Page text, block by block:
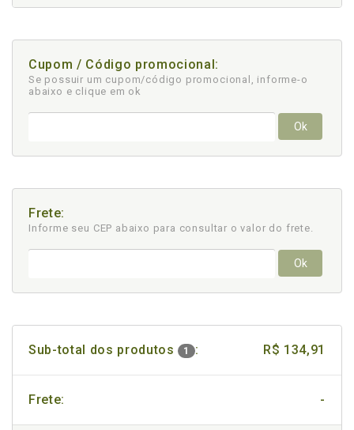
Cupom / Código promocional:
Se possuir um cupom/código promocional, informe-o
abaixo e clique em ok
Ok
Frete:
Informe seu CEP abaixo para consultar o valor do frete.
Ok
Sub-total dos produtos 1 : R$ 134,91
Frete: -